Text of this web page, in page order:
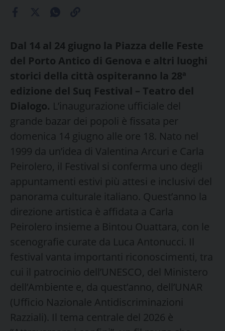
Dal 14 al 24 giugno la Piazza delle Feste
del Porto Antico di Genova e altri luoghi
storici della città ospiteranno la 28ª
edizione del Suq Festival – Teatro del
Dialogo. L’inaugurazione ufficiale del
grande bazar dei popoli è fissata per
domenica 14 giugno alle ore 18. Nato nel
1999 da un’idea di Valentina Arcuri e Carla
Peirolero, il Festival si conferma uno degli
appuntamenti estivi più attesi e inclusivi del
panorama culturale italiano. Quest’anno la
direzione artistica è affidata a Carla
Peirolero insieme a Bintou Ouattara, con le
scenografie curate da Luca Antonucci. Il
festival vanta importanti riconoscimenti, tra
cui il patrocinio dell’UNESCO, del Ministero
dell’Ambiente e, da quest’anno, dell’UNAR
(Ufficio Nazionale Antidiscriminazioni
Razziali). Il tema centrale del 2026 è